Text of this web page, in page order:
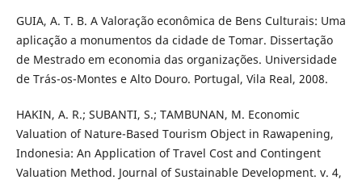
GUIA, A. T. B. A Valoração econômica de Bens Culturais: Uma
aplicação a monumentos da cidade de Tomar. Dissertação
de Mestrado em economia das organizações. Universidade
de Trás-os-Montes e Alto Douro. Portugal, Vila Real, 2008.
HAKIN, A. R.; SUBANTI, S.; TAMBUNAN, M. Economic
Valuation of Nature-Based Tourism Object in Rawapening,
Indonesia: An Application of Travel Cost and Contingent
Valuation Method. Journal of Sustainable Development. v. 4,